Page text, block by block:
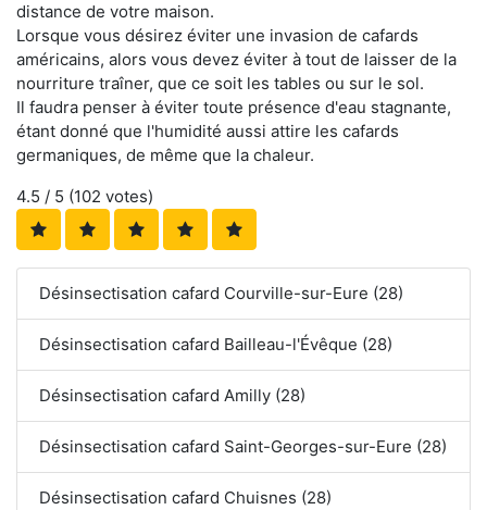
distance de votre maison.
Lorsque vous désirez éviter une invasion de cafards
américains, alors vous devez éviter à tout de laisser de la
nourriture traîner, que ce soit les tables ou sur le sol.
Il faudra penser à éviter toute présence d'eau stagnante,
étant donné que l'humidité aussi attire les cafards
germaniques, de même que la chaleur.
4.5 / 5 (102 votes)
Désinsectisation cafard Courville-sur-Eure (28)
Désinsectisation cafard Bailleau-l'Évêque (28)
Désinsectisation cafard Amilly (28)
Désinsectisation cafard Saint-Georges-sur-Eure (28)
Désinsectisation cafard Chuisnes (28)